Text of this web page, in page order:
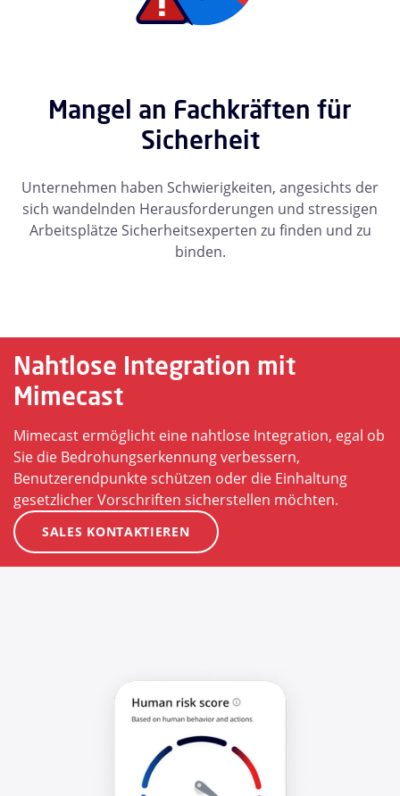
Mangel an Fachkräften für
Sicherheit
Unternehmen haben Schwierigkeiten, angesichts der
sich wandelnden Herausforderungen und stressigen
Arbeitsplätze Sicherheitsexperten zu finden und zu
binden.
Nahtlose Integration mit
Mimecast
Mimecast ermöglicht eine nahtlose Integration, egal ob
Sie die Bedrohungserkennung verbessern,
Benutzerendpunkte schützen oder die Einhaltung
gesetzlicher Vorschriften sicherstellen möchten.
SALES KONTAKTIEREN